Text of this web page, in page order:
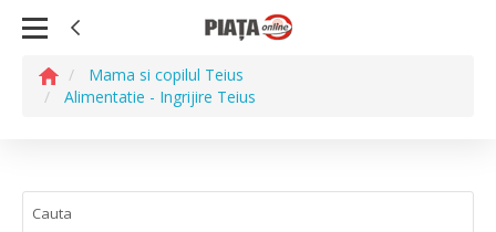
Mama si copilul Teius
Alimentatie - Ingrijire Teius